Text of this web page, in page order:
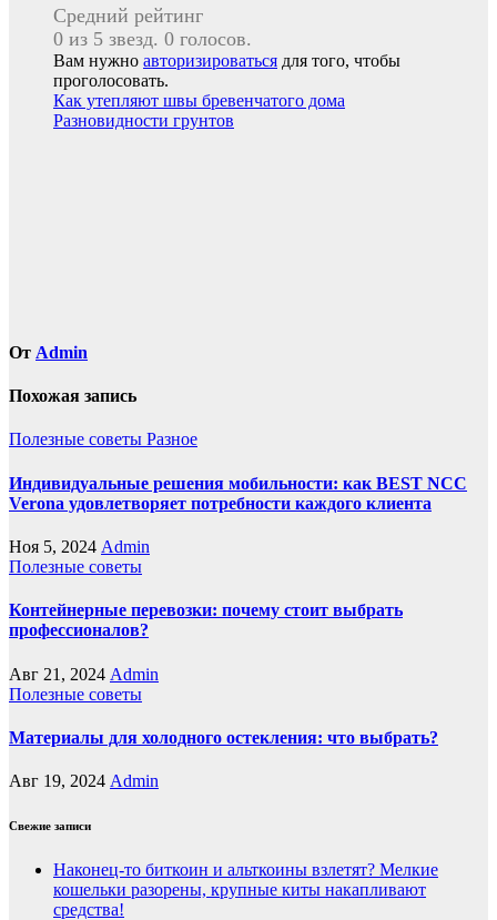
Средний рейтинг
0 из 5 звезд. 0 голосов.
Вам нужно авторизироваться для того, чтобы
проголосовать.
Навигация
по
Как утепляют швы бревенчатого дома
Разновидности грунтов
От Admin
Похожая запись
Полезные советы Разное
Индивидуальные решения мобильности: как BEST NCC
Verona удовлетворяет потребности каждого клиента
Ноя 5, 2024 Admin
Полезные советы
Контейнерные перевозки: почему стоит выбрать
профессионалов?
Авг 21, 2024 Admin
Полезные советы
Материалы для холодного остекления: что выбрать?
Авг 19, 2024 Admin
Свежие записи
Наконец-то биткоин и альткоины взлетят? Мелкие
кошельки разорены, крупные киты накапливают
средства!